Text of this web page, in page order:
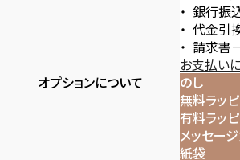
銀行振
代金引
請求書
お支払い
オプションについて
のし
無料ラッ
有料ラッ
メッセー
紙袋